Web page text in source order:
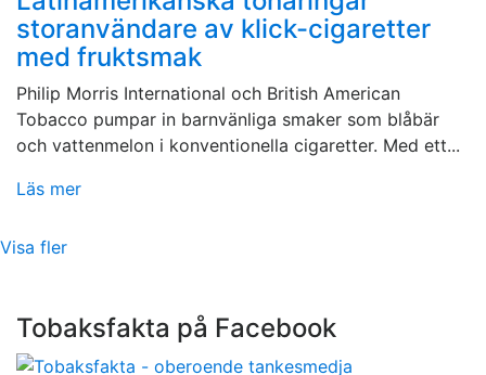
storanvändare av klick-cigaretter
med fruktsmak
Philip Morris International och British American
Tobacco pumpar in barnvänliga smaker som blåbär
och vattenmelon i konventionella cigaretter. Med ett...
Läs mer
Visa fler
Tobaksfakta på Facebook